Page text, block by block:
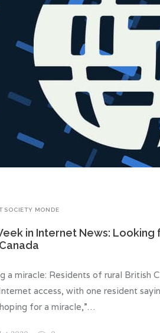
SOCIETY MONDE
in Internet News:
a miracle: Residents of rural British
access, with one resident
for a miracle,”…